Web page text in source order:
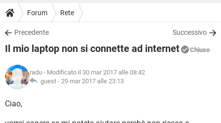
INTRATTENIMENTO
iOS
INSTAGRAM WHATSAPP
TIKTOK
HARDWARE
GUIDE
COVID-19
INSTAGRAM WHATSAPP
TIKTOK
HARDWARE
DOWNLOAD
COVID-19 GAMING
INTRATTENIMENTO
iOS WINDOWS 10
INSTAGRAM
COVID-19 GAMING
INTRATTENIMENTO
iOS
GLOSSARIO
COVID-19
Forum Rete
Precedente Successivo
Il mio laptop non si connette ad internet Chiuso
radu - Modificato il 30 mar 2017 alle 08:42
guest - 29 mar 2017 alle 23:13
Ciao,